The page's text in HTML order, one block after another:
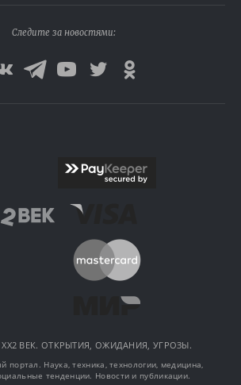
Следите за новостями:
XX2 ВЕК. ОТКРЫТИЯ, ОЖИДАНИЯ, УГРОЗЫ.
портал. Наука, техника, технологии, медицина,
тенденции. Новости и публикации.